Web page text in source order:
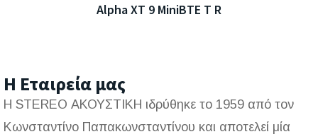
Alpha XT 9 MiniBTE T R
Η Εταιρεία μας
Η STEREO ΑΚΟΥΣΤΙΚΗ ιδρύθηκε το 1959 από τον
Κωνσταντίνο Παπακωνσταντίνου και αποτελεί μία